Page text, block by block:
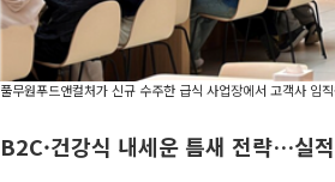
풀무원푸드앤컬처가 신규 수주한 급식 사업장에서 고객사 임
B2C·건강식 내세운 틈새 전략…실